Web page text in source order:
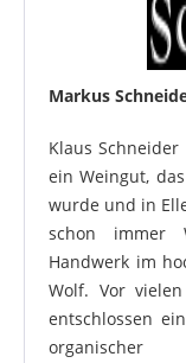
Markus
Klaus
ein Weingut,
wurde und in
schon immer
Handwerk im
Wolf. Vor
entschlossen